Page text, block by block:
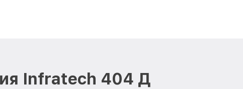
Infratech 404 Д